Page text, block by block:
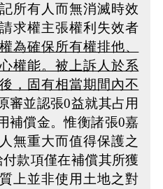
所有人而無消滅時效
求權主張權利失效者
為確保所有權排他、
權能。被上訴人於系
，固有相當期間內不
審並認張0益就其占用
補償金。惟衡諸張0嘉
無重大而值得保護之
款項僅在補償其所獲
上並非使用土地之對